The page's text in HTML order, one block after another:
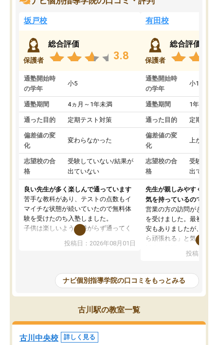
坂戸校
保護者
総合評価
3.8
通塾開始時
の学年
小5
通塾期間 4ヵ月～1年未満
通った目的 定期テスト対策
偏差値の変
化
変わらなかった
志望校の合
格
受験していない/結果が
出ていない
良い先生が多く楽しんで通っています
苦手な教科があり、テストの点数もイ
マイチな状態が続いていたので無料体
験を受けたのち入塾しました。
子供は楽しいようで嫌がらず通ってく
先生は良い方が多く、いつも笑顔で対
教室は少し狭い印象なので夜の時間帯
など生徒さんが多い時間帯は手狭では
ないかな？と感じます。
また駅前にあるのでアクセスは良いで
すが駐車場がないのでお迎えの際に近
隣のコインパーキングを利用または路
上駐車をするしかない点が少し不便で
投稿日：2026年08月01日
有田校
保護者
総合評価
通塾開始時
の学年
小1
通塾期間 1年以上
通った目的 定期テス
偏差値の変
化
上がった
志望校の合
格
受験して
出ていな
先生が親しみやすく勉強
気を持っているので安心
営業の方の訪問がきっか
を受けました。最初は続
安もありましたが、子ど
ら頑張れる」と気に入り
ても分かりやすく、学
方を丁寧に教えてくださ
が深まっていると感じま
熱心で、一人ひとりの苦
前より勉強に前向きに取
投稿日：
ナビ個別指導学院の口コミをもっとみる
古川駅の教室一覧
古川中央校 詳しく見る